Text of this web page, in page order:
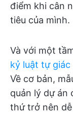
điểm khi cân
tiêu của mình.
Và với một
kỷ luật tự giác
Về cơ bản,
quản lý dự án
thứ trở nên